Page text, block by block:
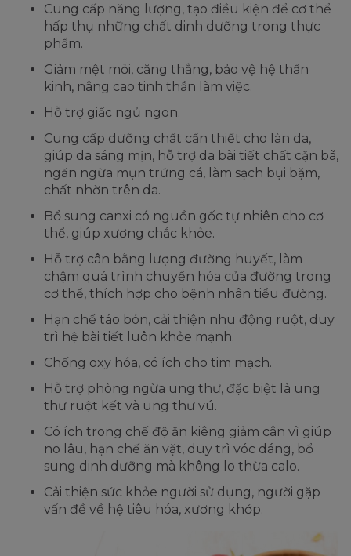
Cung cấp năng lượng, tạo điều kiện để cơ thể
hấp thụ những chất dinh dưỡng trong thực
phẩm.
Giảm mệt mỏi, căng thẳng, bảo vệ hệ thần
kinh, nâng cao tinh thần làm việc.
Hỗ trợ giấc ngủ ngon.
Cung cấp dưỡng chất cần thiết cho làn da,
giúp da sáng mịn, hỗ trợ da bài tiết chất cặn bã,
ngăn ngừa mụn trứng cá, làm sạch bụi bặm,
chất nhờn trên da.
Bổ sung canxi có nguồn gốc tự nhiên cho cơ
thể, giúp xương chắc khỏe.
Hỗ trợ cân bằng lượng đường huyết, làm
chậm quá trình chuyển hóa của đường trong
cơ thể, thích hợp cho bệnh nhân tiểu đường.
Hạn chế táo bón, cải thiện nhu động ruột, duy
trì hệ bài tiết luôn khỏe mạnh.
Chống oxy hóa, có ích cho tim mạch.
Hỗ trợ phòng ngừa ung thư, đặc biệt là ung
thư ruột kết và ung thư vú.
Có ích trong chế độ ăn kiêng giảm cân vì giúp
no lâu, hạn chế ăn vặt, duy trì vóc dáng, bổ
sung dinh dưỡng mà không lo thừa calo.
Cải thiện sức khỏe người sử dụng, người gặp
vấn đề về hệ tiêu hóa, xương khớp.